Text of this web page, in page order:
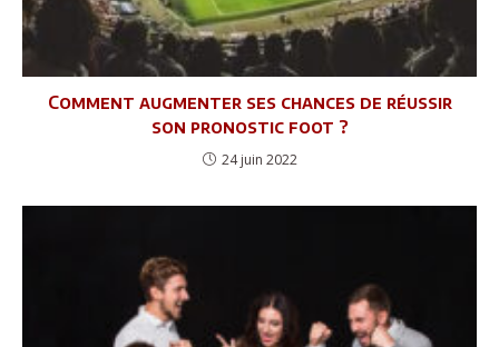
Comment augmenter ses chances de réussir
son pronostic foot ?
24 juin 2022